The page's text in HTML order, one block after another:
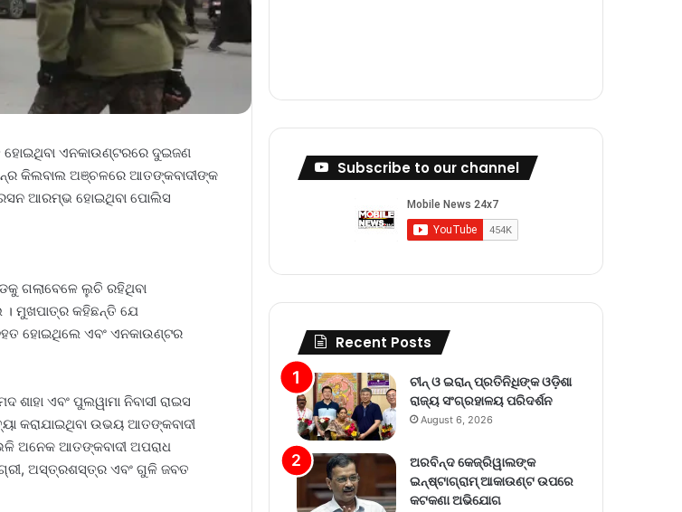
ହୋଇଥିବା ଏନକାଉଣ୍ଟରରେ ଦୁଇଜଣ
କିଲବାଲ ଅଞ୍ଚଳରେ ଆତଙ୍କବାଦୀଙ୍କ
ଆରମ୍ଭ ହୋଇଥିବା ପୋଲିସ
ଗଲାବେଳେ ଲୁଚି ରହିଥିବା
। ମୁଖପାତ୍ର କହିଛନ୍ତି ଯେ
ହୋଇଥିଲେ ଏବଂ ଏନକାଉଣ୍ଟର
ଏବଂ ପୁଲୱାମା ନିବାସୀ ରାଇସ
କରାଯାଇଥିବା ଉଭୟ ଆତଙ୍କବାଦୀ
ଅନେକ ଆତଙ୍କବାଦୀ ଅପରାଧ
ଅସ୍ତ୍ରଶସ୍ତ୍ର ଏବଂ ଗୁଳି ଜବତ
Subscribe to our channel
Recent Posts
ଚୀନ୍ ଓ ଇରାନ୍ ପ୍ରତିନିଧିଙ୍କ ଓଡ଼ିଶା
ରାଜ୍ୟ ସଂଗ୍ରହାଳୟ ପରିଦର୍ଶନ
August 6, 2026
ଅରବିନ୍ଦ କେଜ୍ରିୱାଲଙ୍କ
ଇନ୍‌ଷ୍ଟାଗ୍ରାମ୍ ଆକାଉଣ୍ଟ ଉପରେ
କଟକଣା ଅଭିଯୋଗ